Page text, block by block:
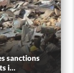
sanctions
i...